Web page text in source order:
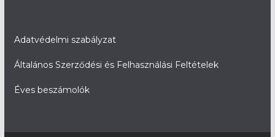
Adatvédelmi szabályzat
Általános Szerződési és Felhasználási Feltételek
Éves beszámolók